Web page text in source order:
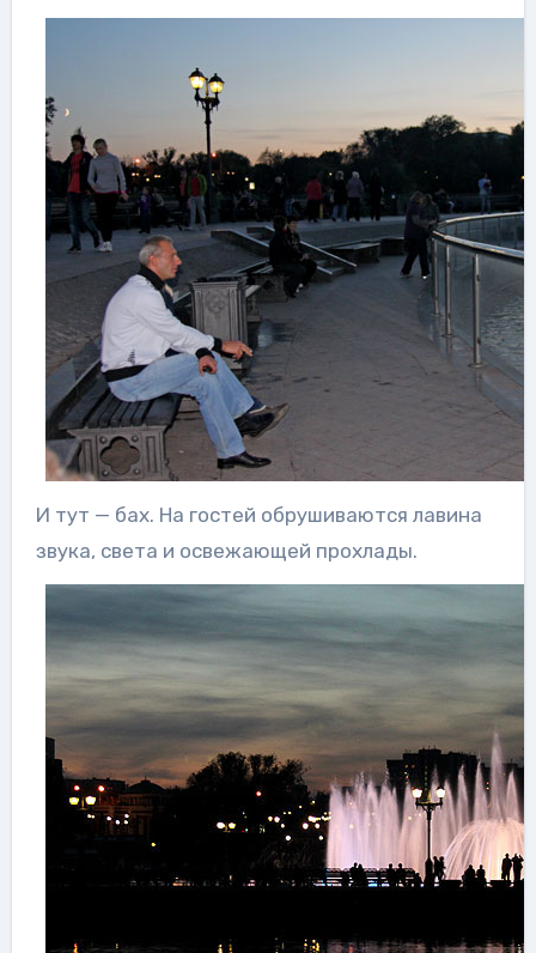
И тут — бах. На гостей обрушиваются лавина
звука, света и освежающей прохлады.